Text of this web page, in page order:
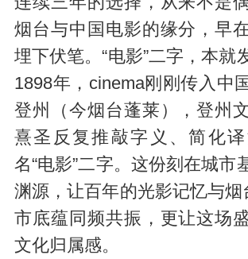
烟台与中国电影的缘分，早
埋下伏笔。“电影”二字，本就
1898年，cinema刚刚传入中
登州（今烟台蓬莱），登州
熹圣反复推敲字义、简化
名“电影”二字。这份刻在城市
渊源，让百年的光影记忆与烟
市底蕴同频共振，更让这场
文化归属感。